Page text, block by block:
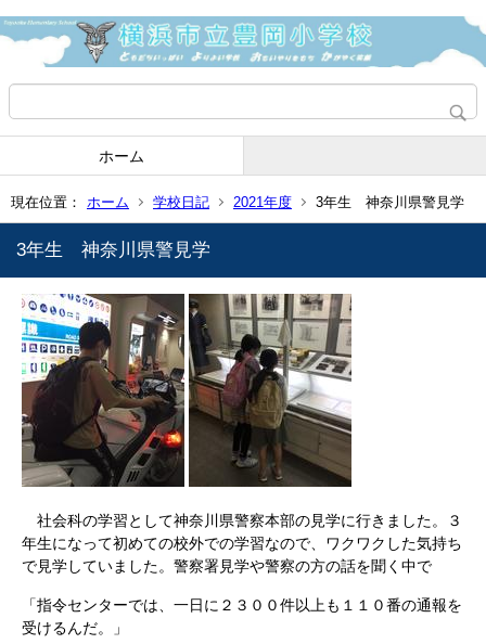
ホーム
現在位置： ホーム 学校日記 2021年度 3年生 神奈川県警見学
3年生 神奈川県警見学
社会科の学習として神奈川県警察本部の見学に行きました。３
年生になって初めての校外での学習なので、ワクワクした気持ち
で見学していました。警察署見学や警察の方の話を聞く中で
「指令センターでは、一日に２３００件以上も１１０番の通報を
受けるんだ。」